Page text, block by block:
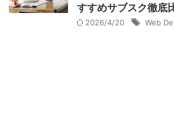
すすめサブスク徹底
2026/4/20 Web